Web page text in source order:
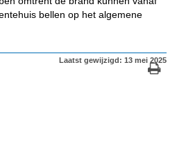
bellen op het algemene
Laatst gewijzigd: 13 mei 2025